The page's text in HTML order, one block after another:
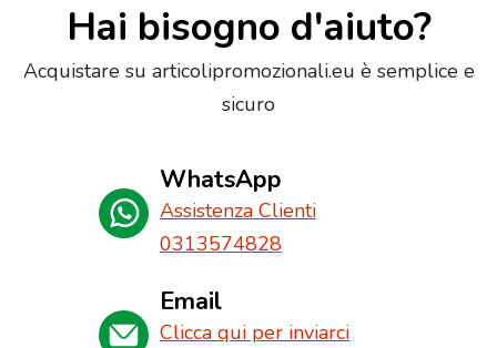
Hai bisogno d'aiuto?
Acquistare su articolipromozionali.eu è semplice e
sicuro
WhatsApp
Assistenza Clienti
0313574828
Email
Clicca qui per inviarci